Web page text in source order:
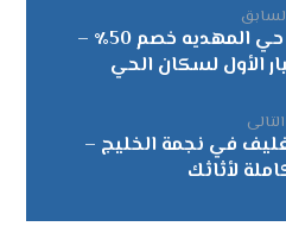
نقل العفش والاثاث حي المهديه خصم 50٪ –
الأول لسكان الحي
التالى
في نجمة الخليج –
لأثاثك